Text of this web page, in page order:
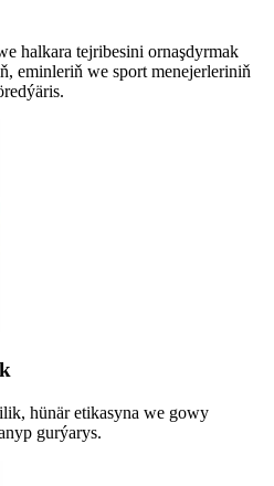
halkara tejribesini ornaşdyrmak
eminleriň we sport menejerleriniň
hünär etikasyna we gowy
gurýarys.